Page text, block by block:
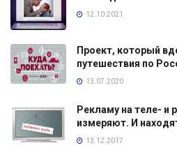
12.10.2021
Проект, который
путешествия по
13.07.2020
Рекламу на теле- и
измеряют. И
13.12.2017